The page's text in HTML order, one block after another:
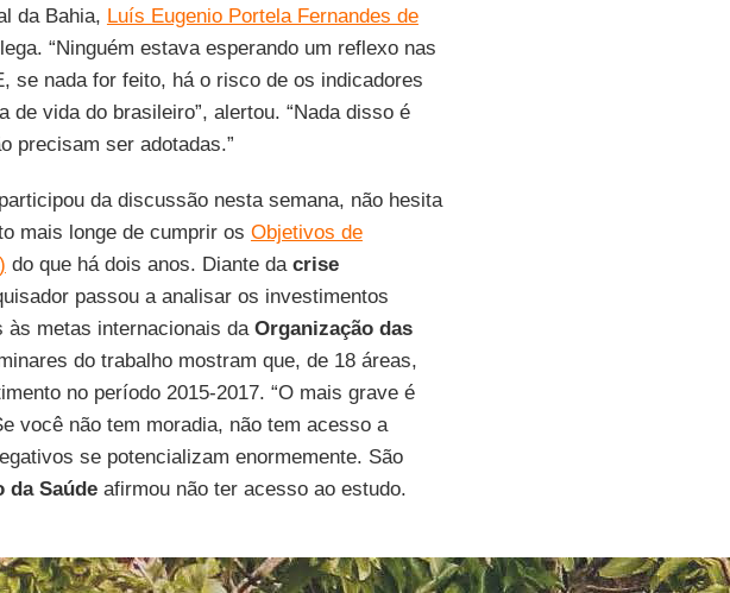
da Bahia, Luís Eugenio Portela Fernandes de
“Ninguém estava esperando um reflexo nas
se nada for feito, há o risco de os indicadores
vida do brasileiro”, alertou. “Nada disso é
precisam ser adotadas.”
da discussão nesta semana, não hesita
mais longe de cumprir os Objetivos de
do que há dois anos. Diante da crise
passou a analisar os investimentos
às metas internacionais da Organização das
do trabalho mostram que, de 18 áreas,
no período 2015-2017. “O mais grave é
você não tem moradia, não tem acesso a
se potencializam enormemente. São
da Saúdeafirmou não ter acesso ao estudo.